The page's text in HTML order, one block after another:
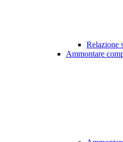
Relazione
Ammontare